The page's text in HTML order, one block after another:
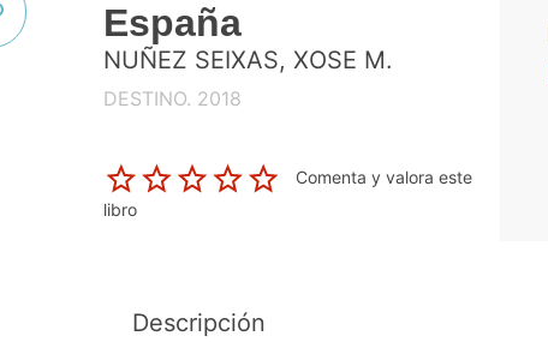
España
NUÑEZ SEIXAS, XOSE M.
DESTINO. 2018
Comenta y valora este
libro
Descripción